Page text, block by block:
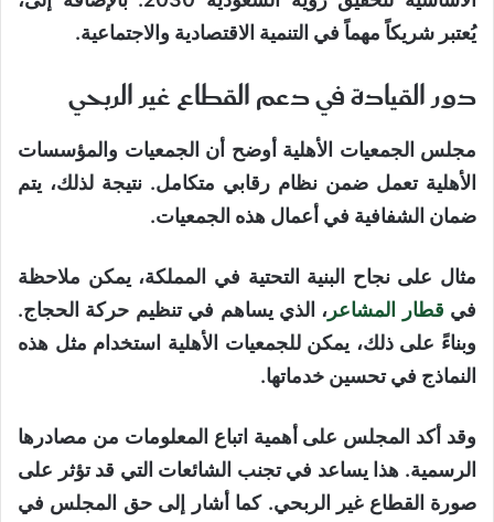
يُعتبر شريكاً مهماً في التنمية الاقتصادية والاجتماعية.
دور القيادة في دعم القطاع غير الربحي
مجلس الجمعيات الأهلية أوضح أن الجمعيات والمؤسسات
الأهلية تعمل ضمن نظام رقابي متكامل. نتيجة لذلك، يتم
ضمان الشفافية في أعمال هذه الجمعيات.
مثال على نجاح البنية التحتية في المملكة، يمكن ملاحظة
في قطار المشاعر ، الذي يساهم في تنظيم حركة الحجاج.
وبناءً على ذلك، يمكن للجمعيات الأهلية استخدام مثل هذه
النماذج في تحسين خدماتها.
وقد أكد المجلس على أهمية اتباع المعلومات من مصادرها
الرسمية. هذا يساعد في تجنب الشائعات التي قد تؤثر على
صورة القطاع غير الربحي. كما أشار إلى حق المجلس في